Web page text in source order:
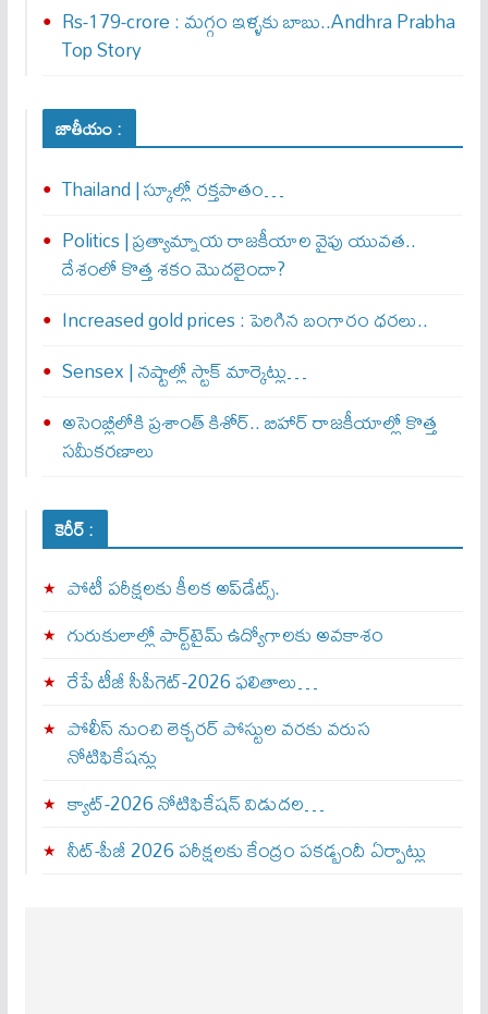
Rs-179-crore : మ‌గ్గం ఇళ్ళ‌కు బాబు..Andhra Prabha
Top Story
జాతీయం :
Thailand | స్కూల్లో రక్తపాతం…
Politics | ప్రత్యామ్నాయ రాజకీయాల వైపు యువత..
దేశంలో కొత్త శకం మొదలైందా?
Increased gold prices : పెరిగిన బంగారం ధరలు..
Sensex | నష్టాల్లో స్టాక్ మార్కెట్లు…
అసెంబ్లీలోకి ప్రశాంత్ కిశోర్.. బిహార్ రాజకీయాల్లో కొత్త
సమీకరణాలు
కెరీర్ :
పోటీ పరీక్షలకు కీలక అప్‌డేట్స్.
గురుకులాల్లో పార్ట్‌టైమ్ ఉద్యోగాలకు అవకాశం
రేపే టీజీ సీపీగెట్‌-2026 ఫలితాలు…
పోలీస్ నుంచి లెక్చరర్ పోస్టుల వరకు వరుస
నోటిఫికేషన్లు
క్యాట్-2026 నోటిఫికేషన్ విడుదల…
నీట్-పీజీ 2026 పరీక్షలకు కేంద్రం పకడ్బందీ ఏర్పాట్లు